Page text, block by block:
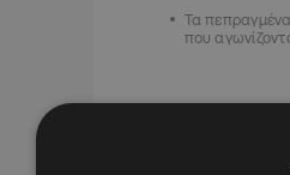
Τα
που